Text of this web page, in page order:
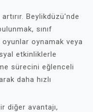
Beylikdüzü'nde
sınıf
oyunlar oynamak veya
etkinliklerle
sürecini eğlenceli
daha hızlı
diğer avantajı,